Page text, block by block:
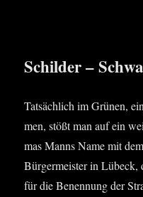
Schilder –
Tat­säch­lich im Grü­nen,
men, stößt man auf ein
mas Manns Name mit
Bür­ger­meis­ter in Lübeck,
für die Benen­nung der